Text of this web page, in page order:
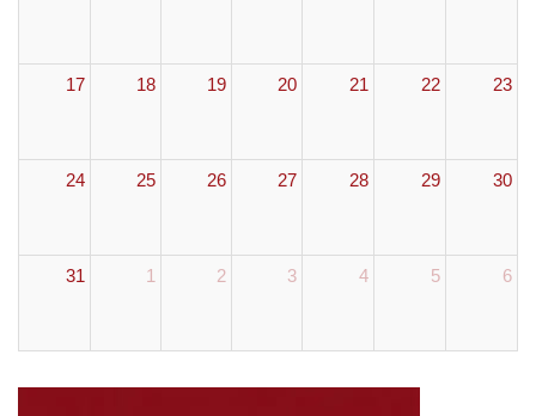
17 18 19 20 21 22 23
24 25 26 27 28 29 30
31 1 2 3 4 5 6